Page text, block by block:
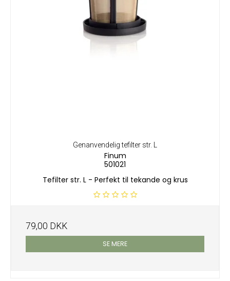
Genanvendelig tefilter str. L
Finum
501021
Tefilter str. L - Perfekt til tekande og krus
79,00 DKK
SE MERE